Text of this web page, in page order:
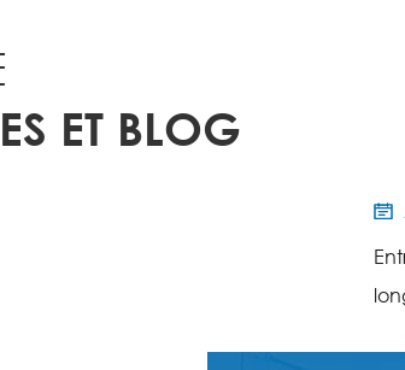
ET BLOG
